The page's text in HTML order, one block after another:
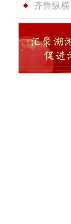
齐鲁纵横